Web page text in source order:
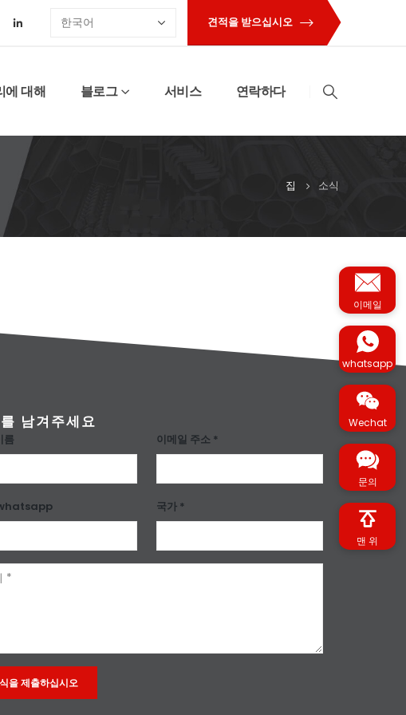
견적을 받으십시오
에 대해 블로그 서비스 연락하다
집 소식
이메일
whatsapp
Wechat
문의
맨 위
남겨주세요
름 이메일 주소 *
국가 *